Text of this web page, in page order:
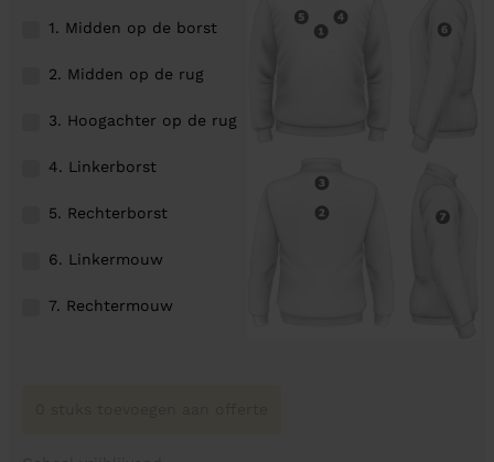
1. Midden op de borst
2. Midden op de rug
3. Hoogachter op de rug
4. Linkerborst
5. Rechterborst
6. Linkermouw
7. Rechtermouw